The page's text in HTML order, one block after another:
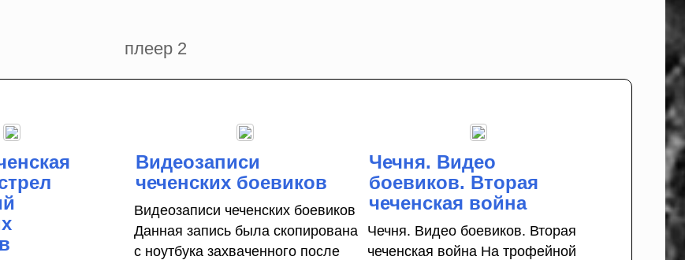
плеер 2
Видеозаписи
чеченских боевиков
Видеозаписи чеченских боевиков
Данная запись была скопирована
с ноутбука захваченного после
Чечня. Видео
боевиков. Вторая
чеченская война
Чечня. Видео боевиков. Вторая
чеченская война На трофейной